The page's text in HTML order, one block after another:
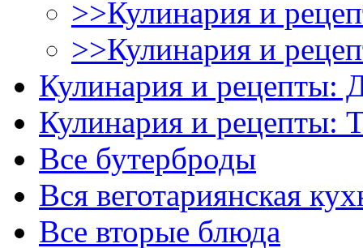
>>Кулинария и
>>Кулинария и
Кулинария и рецепты:
Кулинария и рецепты:
Все бутерброды
Вся веготариянская
Все вторые блюда